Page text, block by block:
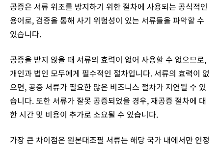
공증은 서류 위조를 방지하기 위한 절차에 사용되는 공식적인
용어로, 검증을 통해 사기 위험성이 있는 서류들을 파악할 수
있습니다.
공증을 받지 않을 때 서류의 효력이 없어 사용할 수 없으므로,
개인과 법인 모두에게 필수적인 절차입니다. 서류의 효력이 없
으면, 공증 서류가 필요한 많은 비즈니스 절차가 지연될 수 있
습니다. 또한 서류가 잘못 공증되었을 경우, 재공증 절차에 대
한 시간 및 비용이 추가로 소요될 수 있습니다.
가장 큰 차이점은 원본대조필 서류는 해당 국가 내에서만 인정